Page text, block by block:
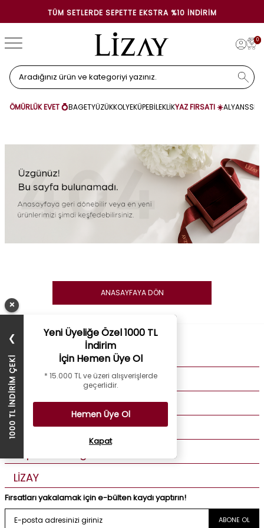
SETLERDE SEPETTE EKSTRA %10 İNDIRIM
0
ÖMÜRLÜK EVET 💍BAGETYÜZÜKKOLYEKÜPEBİLEKLİKYAZ FIRSATI ☀️ALYANS
ANASAYFAYA DÖN
Kurumsal
Müşteri Hizmetleri
Üye Bilgilerim
Özel Günler
LİZAY
Fırsatları yakalamak için e-bülten kaydı yaptırın!
ABONE OL
×
❯
1000 TL İNDİRİM ÇEKİ
Yeni Üyeliğe Özel 1000 TL
İndirim
İçin Hemen Üye Ol
* 15.000 TL ve üzeri alışverişlerde
geçerlidir.
Hemen Üye Ol
Kapat